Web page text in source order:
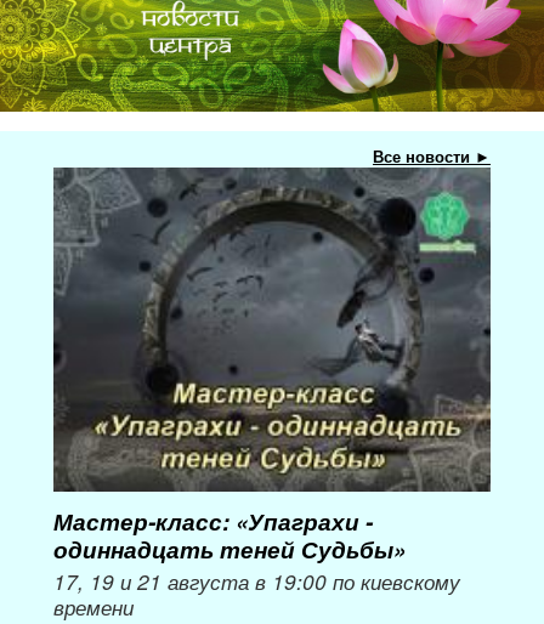
Все новости ►
Мастер-класс: «Упаграхи -
одиннадцать теней Судьбы»
17, 19 и 21 августа в 19:00 по киевскому
времени